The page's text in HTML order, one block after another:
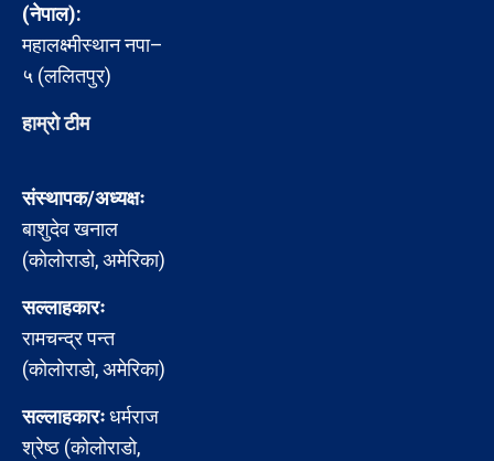
(नेपाल):
महालक्ष्मीस्थान नपा–
५ (ललितपुर)
हाम्रो टीम
संस्थापक/अध्यक्षः
बाशुदेव खनाल
(कोलोराडो, अमेरिका)
सल्लाहकारः
रामचन्द्र पन्त
(कोलोराडो, अमेरिका)
सल्लाहकारःधर्मराज
श्रेष्ठ (कोलोराडो,